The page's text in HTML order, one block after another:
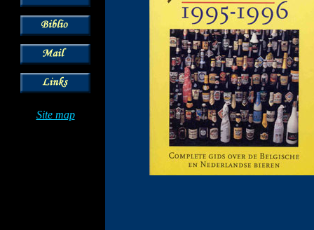
Site map